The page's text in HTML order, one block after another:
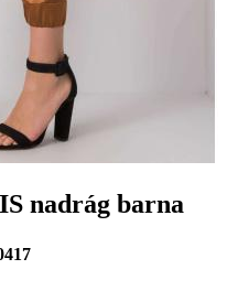
nadrág barna